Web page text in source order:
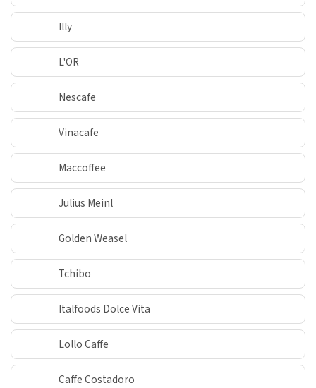
Illy
L'OR
Nescafe
Vinacafe
Maccoffee
Julius Meinl
Golden Weasel
Tchibo
Italfoods Dolce Vita
Lollo Caffe
Caffe Costadoro